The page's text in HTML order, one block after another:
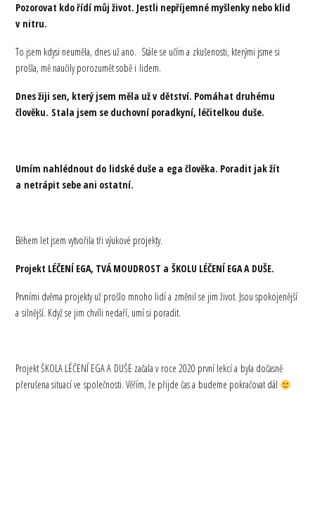
Pozorovat kdo řídí můj život. Jestli nepříjemné myšlenky nebo klid
v nitru.
To jsem kdysi neuměla, dnes už ano. Stále se učím a zkušenosti, kterými jsme si
prošla, mě naučily porozumět sobě i lidem.
Dnes žiji sen, který jsem měla už v dětství. Pomáhat druhému
člověku. Stala jsem se duchovní poradkyní, léčitelkou duše.
Umím nahlédnout do lidské duše a ega člověka. Poradit jak žít
a netrápit sebe ani ostatní.
Během let jsem vytvořila tři výukové projekty.
Projekt LÉČENÍ EGA, TVÁ MOUDROST a ŠKOLU LÉČENÍ EGA A DUŠE.
Prvními dvěma projekty už prošlo mnoho lidí a změnil se jim život. Jsou spokojenější
a silnější. Když se jim chvíli nedaří, umí si poradit.
Projekt ŠKOLA LÉČENÍ EGA A DUŠE začala v roce 2020 první lekcí a byla dočasně
přerušena situací ve společnosti. Věřím, že přijde čas a budeme pokračovat dál